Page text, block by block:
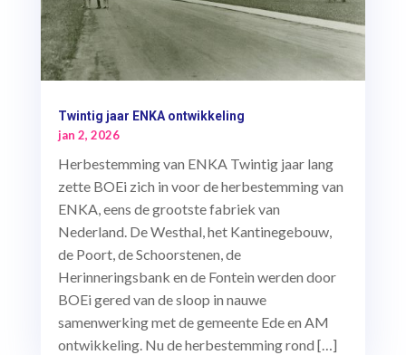
Twintig jaar ENKA ontwikkeling
jan 2, 2026
Herbestemming van ENKA Twintig jaar lang
zette BOEi zich in voor de herbestemming van
ENKA, eens de grootste fabriek van
Nederland. De Westhal, het Kantinegebouw,
de Poort, de Schoorstenen, de
Herinneringsbank en de Fontein werden door
BOEi gered van de sloop in nauwe
samenwerking met de gemeente Ede en AM
ontwikkeling. Nu de herbestemming rond […]